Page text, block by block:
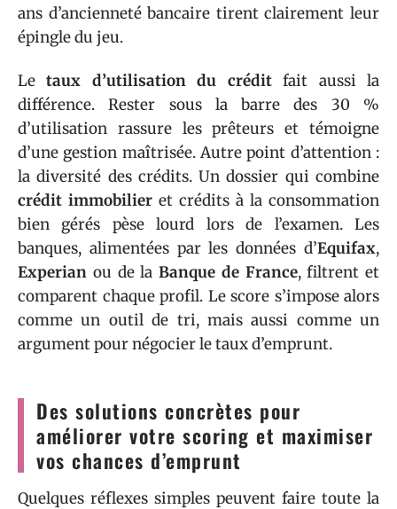
ans d’ancienneté bancaire tirent clairement leur
épingle du jeu.
Letaux d’utilisation du créditfait aussi la
différence. Rester sous la barre des 30 %
d’utilisation rassure les prêteurs et témoigne
d’une gestion maîtrisée. Autre point d’attention :
la diversité des crédits. Un dossier qui combine
crédit immobilier et crédits à la consommation
bien gérés pèse lourd lors de l’examen. Les
banques, alimentées par les données d’Equifax,
Experian ou de la Banque de France, filtrent et
comparent chaque profil. Le score s’impose alors
comme un outil de tri, mais aussi comme un
argument pour négocier le taux d’emprunt.
Des solutions concrètes pour
améliorer votre scoring et maximiser
vos chances d’emprunt
Quelques réflexes simples peuvent faire toute la